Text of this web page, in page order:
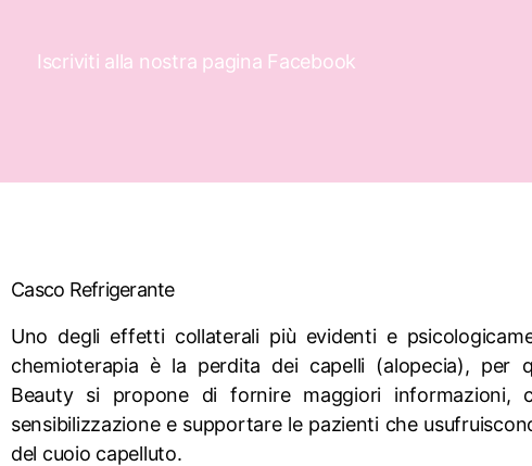
Iscriviti alla nostra pagina Facebook
Casco Refrigerante
Uno degli effetti collaterali più evidenti e
chemioterapia è la perdita dei capelli (alopecia), per
Beauty si propone di fornire maggiori informazioni,
sensibilizzazione e supportare le pazienti che
del cuoio capelluto.